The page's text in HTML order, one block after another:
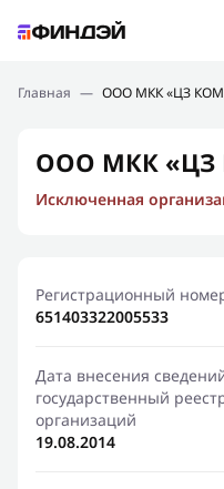
Подбор займа
Новости
Финансовое
Главная — ООО МКК «ЦЗ
ООО МКК
Исключенная
Регистрационный
651403322005533
Дата внесения
государственный
организаций
19.08.2014
Ошибка:Контактная
Спасибо, что написали
Мы свяжемся с Вами в
результат